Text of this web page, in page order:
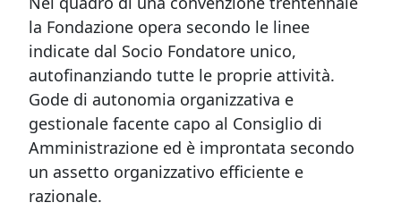
la Fondazione opera secondo le linee
indicate dal Socio Fondatore unico,
autofinanziando tutte le proprie attività.
Gode di autonomia organizzativa e
gestionale facente capo al Consiglio di
Amministrazione ed è improntata secondo
un assetto organizzativo efficiente e
razionale.